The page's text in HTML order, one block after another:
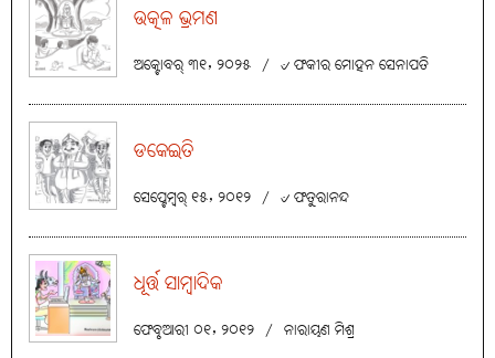
ଉତ୍କଳ ଭ୍ରମଣ
ଅକ୍ଟୋବର୍ ୩୧, ୨୦୨୫ / ୰ ଫକୀର ମୋହନ ସେନାପତି
ଡକେଇତି
ସେପ୍ଟେମ୍ବର୍ ୧୫, ୨୦୧୨ / ୰ ଫତୁରାନନ୍ଦ
ଧୂର୍ତ୍ତ ସାମ୍ବାଦିକ
ଫେବୃଆରୀ ୦୧, ୨୦୧୨ / ନାରାୟଣ ମିଶ୍ର